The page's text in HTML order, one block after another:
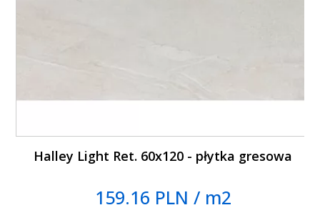
Halley Light Ret. 60x120 - płytka gresowa
159.16 PLN / m2